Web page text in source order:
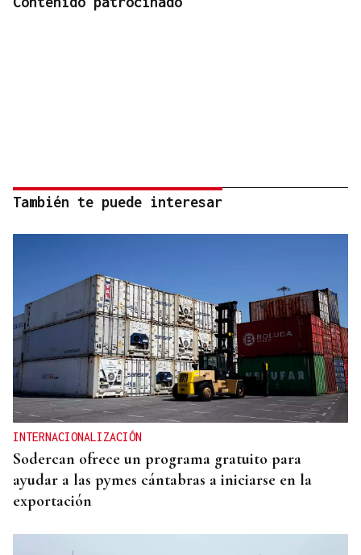
También te puede interesar
INTERNACIONALIZACIÓN
Sodercan ofrece un programa gratuito para
ayudar a las pymes cántabras a iniciarse en la
exportación